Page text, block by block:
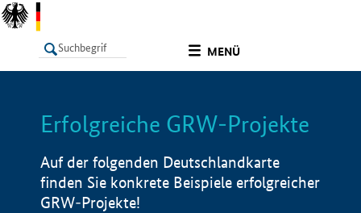
MENÜ
LISTE Info
Erfolgreiche GRW-Projekte
Auf der folgenden Deutschlandkarte
finden Sie konkrete Beispiele erfolgreicher
GRW-Projekte!